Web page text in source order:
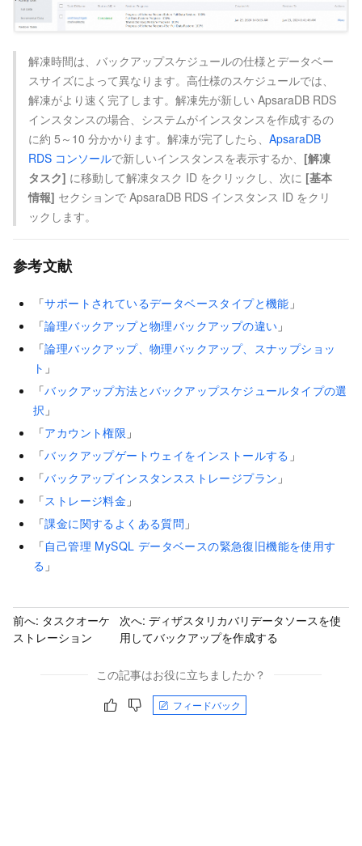
解凍時間は、バックアップスケジュールの仕様とデータベー
スサイズによって異なります。高仕様のスケジュールでは、
解凍がより速く完了します。解凍先が新しい ApsaraDB RDS
インスタンスの場合、システムがインスタンスを作成するの
に約 5～10 分かかります。解凍が完了したら、 ApsaraDB
RDS コンソールで新しいインスタンスを表示するか、 [解凍
タスク] に移動して解凍タスク ID をクリックし、次に [基本
情報] セクションで ApsaraDB RDS インスタンス ID をクリ
ックします。
参考文献
「サポートされているデータベースタイプと機能 」
「論理バックアップと物理バックアップの違い 」
「論理バックアップ、物理バックアップ、スナップショッ
ト 」
「バックアップ方法とバックアップスケジュールタイプの選
択 」
「アカウント権限 」
「バックアップゲートウェイをインストールする 」
「バックアップインスタンスストレージプラン 」
「ストレージ料金 」
「課金に関するよくある質問 」
「自己管理 MySQL データベースの緊急復旧機能を使用す
る 」
前へ: タスクオーケ
ストレーション
次へ: ディザスタリカバリデータソースを使
用してバックアップを作成する
この記事はお役に立ちましたか？
フィードバック